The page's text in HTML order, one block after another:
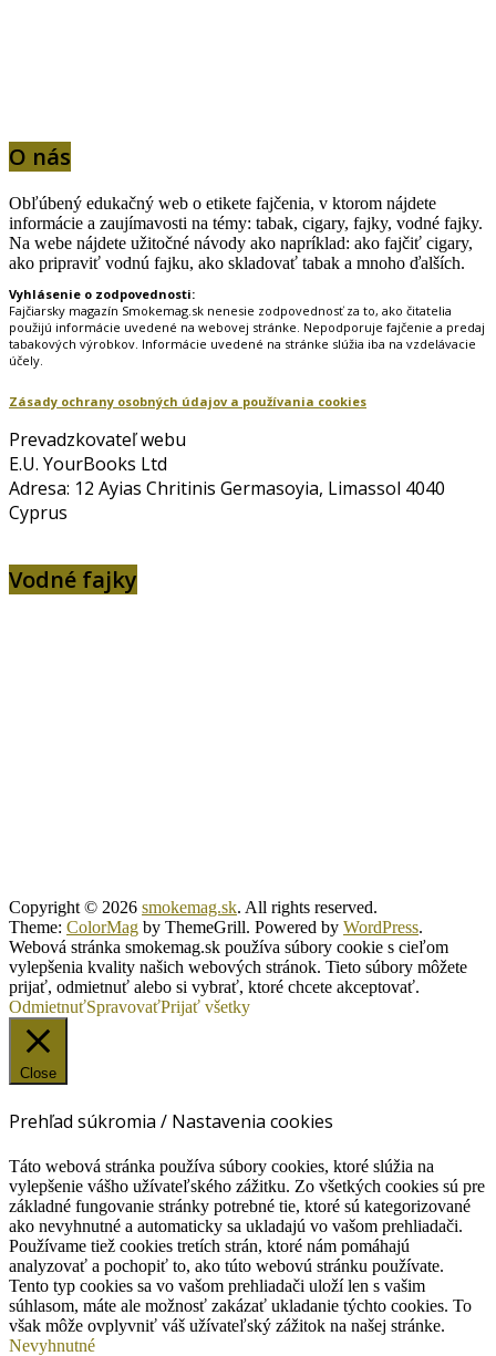
O nás
Obľúbený edukačný web o etikete fajčenia, v ktorom nájdete
informácie a zaujímavosti na témy: tabak, cigary, fajky, vodné fajky.
Na webe nájdete užitočné návody ako napríklad: ako fajčiť cigary,
ako pripraviť vodnú fajku, ako skladovať tabak a mnoho ďalších.
Vyhlásenie o zodpovednosti:
Fajčiarsky magazín Smokemag.sk nenesie zodpovednosť za to, ako čitatelia
použijú informácie uvedené na webovej stránke. Nepodporuje fajčenie a predaj
tabakových výrobkov. Informácie uvedené na stránke slúžia iba na vzdelávacie
účely.
Zásady ochrany osobných údajov a používania cookies
Prevadzkovateľ webu
E.U. YourBooks Ltd
Adresa: 12 Ayias Chritinis Germasoyia, Limassol 4040
Cyprus
Vodné fajky
Copyright © 2026 smokemag.sk. All rights reserved.
Theme: ColorMag by ThemeGrill. Powered by WordPress.
Webová stránka smokemag.sk používa súbory cookie s cieľom
vylepšenia kvality našich webových stránok. Tieto súbory môžete
prijať, odmietnuť alebo si vybrať, ktoré chcete akceptovať.
OdmietnuťSpravovaťPrijať všetky
Close
Prehľad súkromia / Nastavenia cookies
Táto webová stránka používa súbory cookies, ktoré slúžia na
vylepšenie vášho užívateľského zážitku. Zo všetkých cookies sú pre
základné fungovanie stránky potrebné tie, ktoré sú kategorizované
ako nevyhnutné a automaticky sa ukladajú vo vašom prehliadači.
Používame tiež cookies tretích strán, ktoré nám pomáhajú
analyzovať a pochopiť to, ako túto webovú stránku používate.
Tento typ cookies sa vo vašom prehliadači uloží len s vašim
súhlasom, máte ale možnosť zakázať ukladanie týchto cookies. To
však môže ovplyvniť váš užívateľský zážitok na našej stránke.
Nevyhnutné